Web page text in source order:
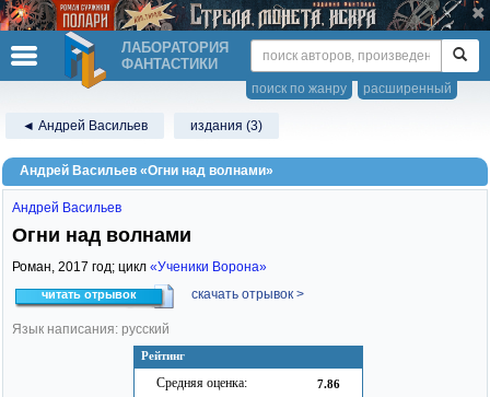
ЛАБОРАТОРИЯ
ФАНТАСТИКИ
расширенный
поиск по жанру
◄ Андрей Васильев издания (3)
Андрей Васильев «Огни над волнами»
Рейтинг
Средняя оценка: 7.86
Андрей Васильев
Огни над волнами
Роман, 2017 год; цикл «Ученики Ворона»
читать отрывок скачать отрывок >
Язык написания: русский